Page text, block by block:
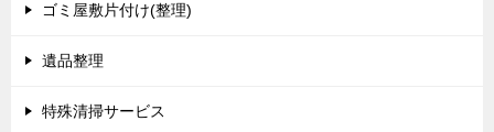
ゴミ屋敷片付け(整理)
遺品整理
特殊清掃サービス